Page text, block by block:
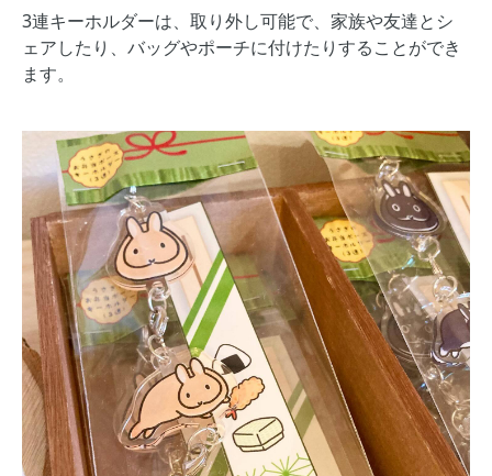
3連キーホルダーは、取り外し可能で、家族や友達とシ
ェアしたり、バッグやポーチに付けたりすることができ
ます。